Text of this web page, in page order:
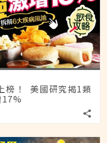
榜！ 美國研究揭1類